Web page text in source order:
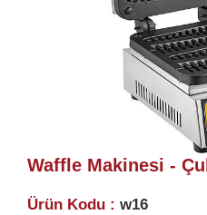
Waffle Makinesi -
Ürün Kodu : w16